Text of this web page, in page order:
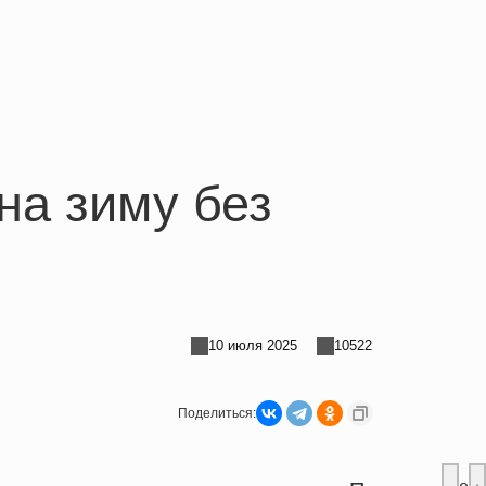
зиму без
10 июля 2025 10522
Поделиться: